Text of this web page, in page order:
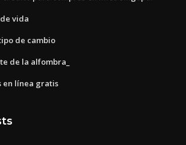
vida
de cambio
de la alfombra_
en línea gratis